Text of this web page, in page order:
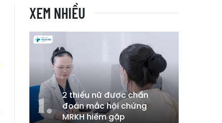
XEM NHIỀU
2 thiếu nữ được chẩn
đoán mắc hội chứng
MRKH hiếm gặp